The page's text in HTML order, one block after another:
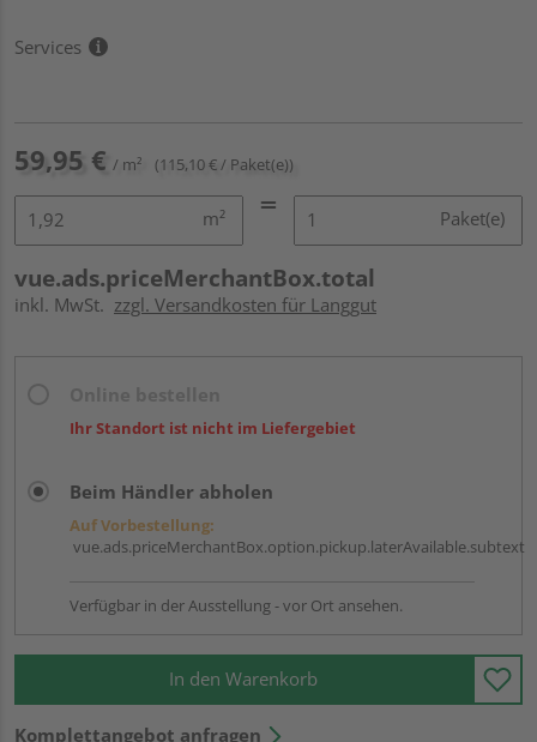
Services
59,95 € / m² (115,10 € / Paket(e))
m² Paket(e)
vue.ads.priceMerchantBox.total
inkl. MwSt. zzgl. Versandkosten für Langgut
Ihr Standort ist nicht im Liefergebiet
Beim Händler abholen
Auf Vorbestellung:
vue.ads.priceMerchantBox.option.pickup.laterAvailable.subtext
Verfügbar in der Ausstellung - vor Ort ansehen.
In den Warenkorb
Komplettangebot anfragen